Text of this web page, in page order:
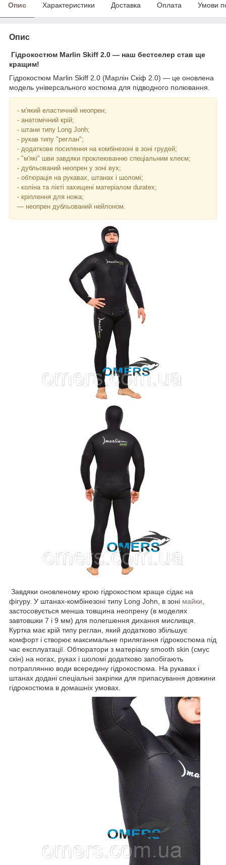
Опис Характеристики Доставка Оплата Умови
Опис
Гідрокостюм Marlin Skiff 2.0 — наш бестселер став ще
кращим!
Гідрокостюм Marlin Skiff 2.0 (Марлін Скіф 2.0) — це оновлена
модель універсального костюма для підводного полювання.
- м'який еластичний неопрен;
- анатомічний крій;
- штани типу Long Jonh;
- рукав типу "реглан";
- додаткове посилення на комбінезоні в зоні грудей;
- "м'які" шви завдяки проклеюванню спеціальним клеєм;
- дубльований неопрен у зоні вух;
- обтюрація на рукавах, штанах і шоломі;
- коліна та лікті захищені матеріалом duratex;
- кріплення для ножа;
— неопрен дубльований нейлоном.
Завдяки оновленому крою гідрокостюм краще сідає на
фігуру. У штанах-комбінезоні типу Long John, в зоні майки
застосовується менша товщина неопрену (в моделях
завтовшки 7 і 9 мм) для полегшення дихання мисливця.
Куртка має крій типу реглан, який додатково збільшує
комфорт і створює максимальне прилягання гідрокостюма під
час експлуатації. Обтюратори з матеріалу smooth skin (смус
скін) на ногах, руках і шоломі додатково запобігають
потраплянню води всередину гідрокостюма. На рукавах і
штанах додані спеціальні закріпки для припасування довжини
гідрокостюма в домашніх умовах.